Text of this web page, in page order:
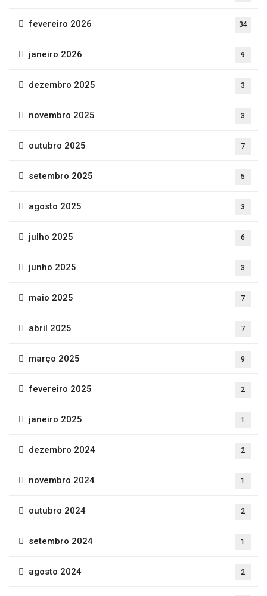
fevereiro 2026 34
janeiro 2026 9
dezembro 2025 3
novembro 2025 3
outubro 2025 7
setembro 2025 5
agosto 2025 3
julho 2025 6
junho 2025 3
maio 2025 7
abril 2025 7
março 2025 9
fevereiro 2025 2
janeiro 2025 1
dezembro 2024 2
novembro 2024 1
outubro 2024 2
setembro 2024 1
agosto 2024 2